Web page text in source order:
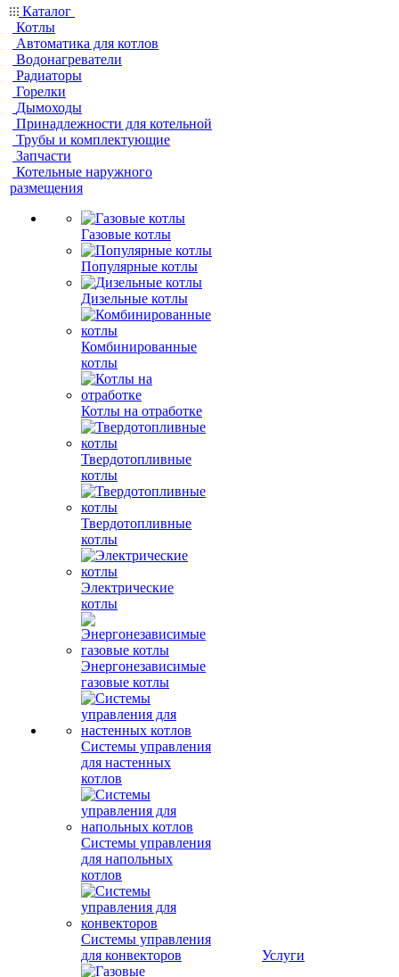
Каталог
Котлы
Автоматика для котлов
Водонагреватели
Радиаторы
Горелки
Дымоходы
Принадлежности для котельной
Трубы и комплектующие
Запчасти
Котельные наружного
размещения
Газовые котлы
Популярные котлы
Дизельные котлы
Комбинированные
котлы
Котлы на отработке
Твердотопливные
котлы
Твердотопливные
котлы
Электрические
котлы
Энергонезависимые
газовые котлы
Системы управления
для настенных
котлов
Системы управления
для напольных
котлов
Системы управления
для конвекторов
Услуги